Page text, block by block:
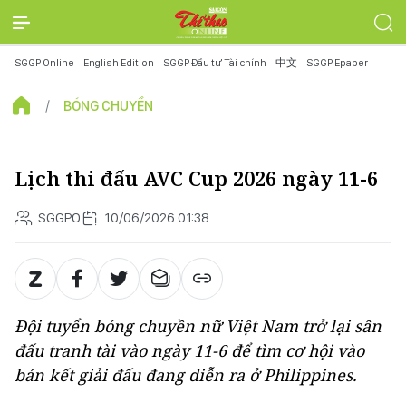
SGGP Online English Edition SGGP Đầu tư Tài chính 中文 SGGP Epaper
BÓNG CHUYỀN
Lịch thi đấu AVC Cup 2026 ngày 11-6
SGGPO 10/06/2026 01:38
Đội tuyển bóng chuyền nữ Việt Nam trở lại sân
đấu tranh tài vào ngày 11-6 để tìm cơ hội vào
bán kết giải đấu đang diễn ra ở Philippines.